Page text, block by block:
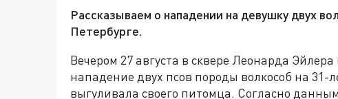
Рассказываем о нападении на девушку двух
Петербурге.
Вечером 27 августа в сквере Леонарда
нападение двух псов породы волкособ на
выгуливала своего питомца. Согласно